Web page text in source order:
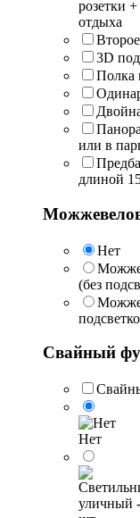
розетки
отдыха
3D
Полка
или в
длиной
Нет
(без
Свайный
Нет